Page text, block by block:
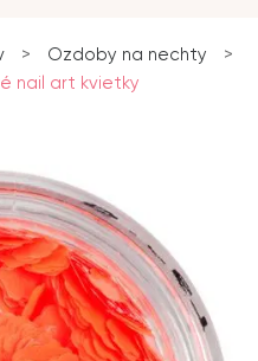
> Ozdoby na nechty
>
nail art kvietky